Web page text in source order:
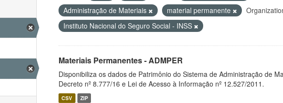
Administração de Materiais
material permanente
Instituto Nacional do Seguro Social - INSS
Materiais Permanentes - ADMPER
Disponibiliza os dados de Patrimônio do Sistema de Administração de
Decreto nº 8.777/16 e Lei de Acesso à Informação nº 12.527/2011.
CSV ZIP